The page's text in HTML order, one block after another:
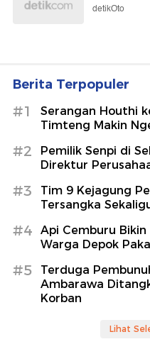
detikOto
Berita Terpopuler
#1
Serangan Houthi
Timteng Makin
#2
Pemilik Senpi di
Direktur
#3
Tim 9 Kejagung
Tersangka
#4
Api Cemburu
Warga Depok
#5
Terduga
Ambarawa
Korban
Lihat